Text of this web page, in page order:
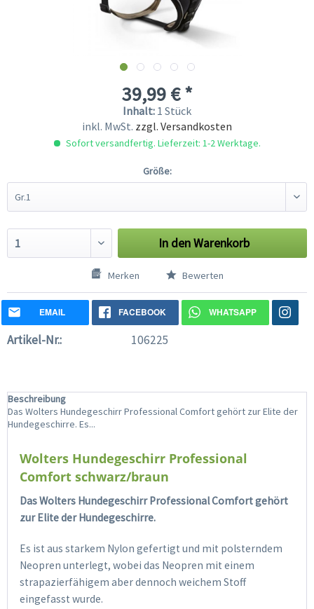
39,99 € *
Inhalt: 1 Stück
inkl. MwSt. zzgl. Versandkosten
Sofort versandfertig. Lieferzeit: 1-2 Werktage.
Größe:
In denWarenkorb
Merken Bewerten
EMAIL FACEBOOK WHATSAPP
Artikel-Nr.: 106225
Beschreibung
Das Wolters Hundegeschirr Professional Comfort gehört zur Elite der
Hundegeschirre. Es...
Wolters Hundegeschirr Professional
Comfort schwarz/braun
Das Wolters Hundegeschirr Professional Comfort gehört
zur Elite der Hundegeschirre.
Es ist aus starkem Nylon gefertigt und mit polsterndem
Neopren unterlegt, wobei das Neopren mit einem
strapazierfähigem aber dennoch weichem Stoff
eingefasst wurde.